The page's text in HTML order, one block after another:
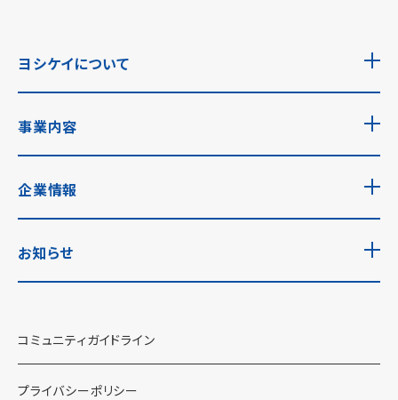
ヨシケイについて
事業内容
企業情報
お知らせ
コミュニティガイドライン
プライバシーポリシー